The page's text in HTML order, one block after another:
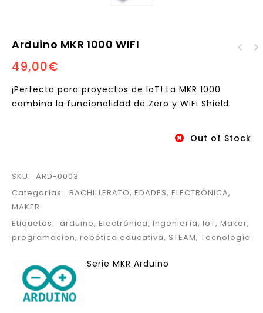
Arduino MKR 1000 WIFI
49,00€
¡Perfecto para proyectos de IoT! La MKR 1000
combina la funcionalidad de Zero y WiFi Shield.
Out of Stock
SKU: ARD-0003
Categorías: BACHILLERATO, EDADES, ELECTRÓNICA,
MAKER
Etiquetas:
arduino, Electrónica, Ingeniería, IoT, Maker,
programacion, robótica educativa, STEAM, Tecnología
Serie MKR Arduino